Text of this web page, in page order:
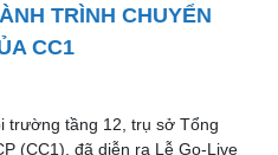
TRÌNH CHUYỂN
CC1
trường tầng 12, trụ sở Tổng
(CC1), đã diễn ra Lễ Go-Live